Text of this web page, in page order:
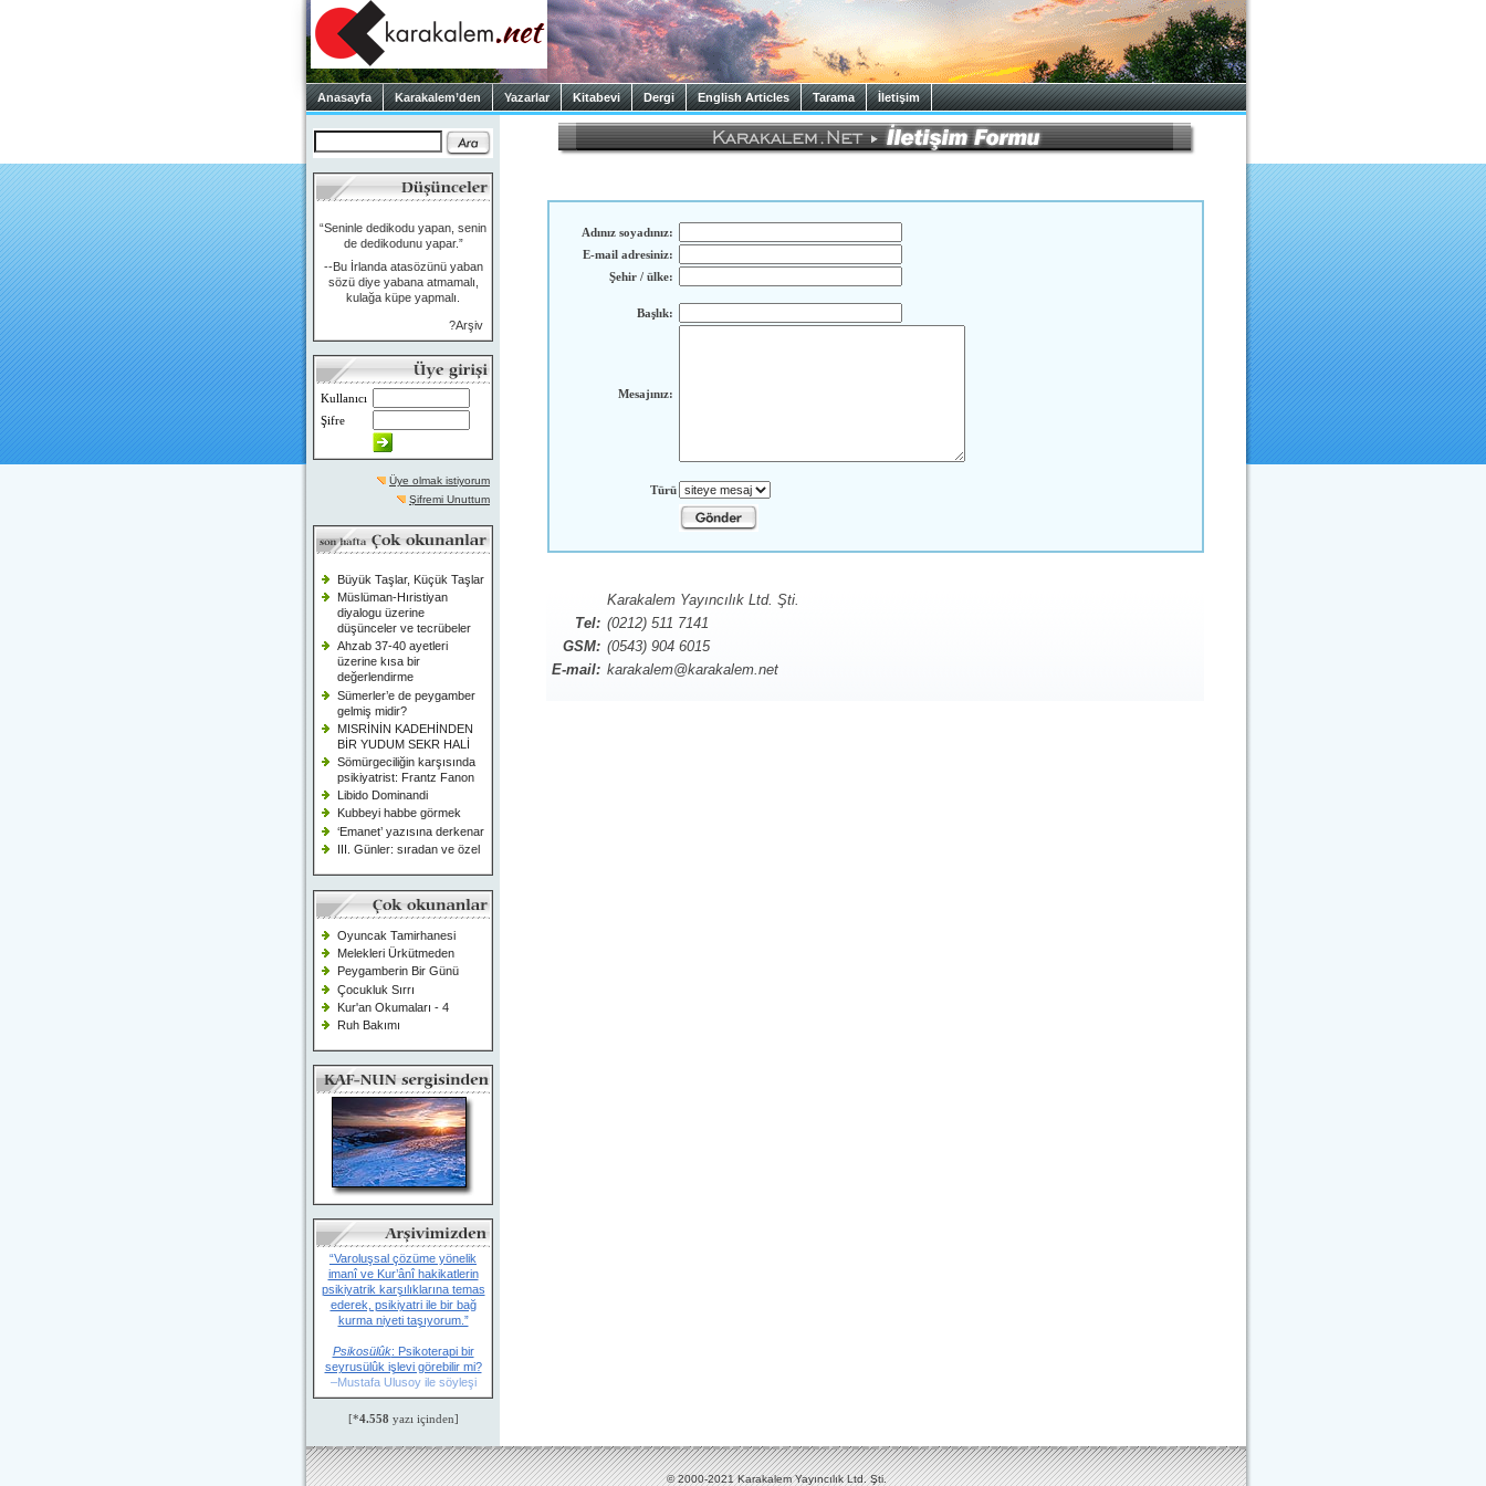
Anasayfa Karakalem’den Yazarlar Kitabevi Dergi English Articles Tarama İletişim
“Seninle dedikodu yapan, senin
de dedikodunu yapar.”
--Bu İrlanda atasözünü yaban
sözü diye yabana atmamalı,
kulağa küpe yapmalı.
?Arşiv
Kullanıcı
Şifre
Üye olmak istiyorum
Şifremi Unuttum
Büyük Taşlar, Küçük Taşlar
Müslüman-Hıristiyan
diyalogu üzerine
düşünceler ve tecrübeler
Ahzab 37-40 ayetleri
üzerine kısa bir
değerlendirme
Sümerler’e de peygamber
gelmiş midir?
MISRİNİN KADEHİNDEN
BİR YUDUM SEKR HALİ
Sömürgeciliğin karşısında
psikiyatrist: Frantz Fanon
Libido Dominandi
Kubbeyi habbe görmek
‘Emanet’ yazısına derkenar
III. Günler: sıradan ve özel
Oyuncak Tamirhanesi
Melekleri Ürkütmeden
Peygamberin Bir Günü
Çocukluk Sırrı
Kur'an Okumaları - 4
Ruh Bakımı
“Varoluşsal çözüme yönelik
imanî ve Kur’ânî hakikatlerin
psikiyatrik karşılıklarına temas
ederek, psikiyatri ile bir bağ
kurma niyeti taşıyorum.”
Psikosülûk: Psikoterapi bir
seyrusülûk işlevi görebilir mi?
–Mustafa Ulusoy ile söyleşi
[*4.558 yazı içinden]
Adınız soyadınız:
E-mail adresiniz:
Şehir / ülke:
Başlık:
Mesajınız:
Türü
Karakalem Yayıncılık Ltd. Şti.
Tel: (0212) 511 7141
GSM: (0543) 904 6015
E-mail: karakalem@karakalem.net
© 2000-2021 Karakalem Yayıncılık Ltd. Şti.